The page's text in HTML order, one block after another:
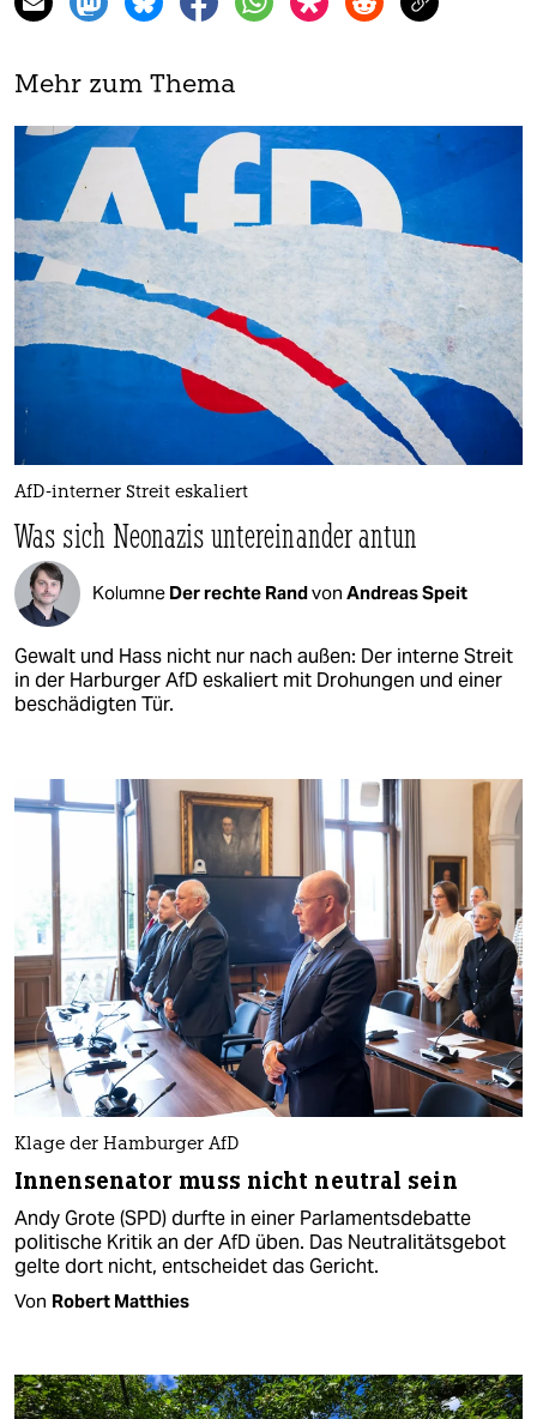
Mehr zum Thema
AfD-interner Streit eskaliert
Was sich Neonazis untereinander antun
Kolumne Der rechte Randvon Andreas Speit
Gewalt und Hass nicht nur nach außen: Der interne Streit
in der Harburger AfD eskaliert mit Drohungen und einer
beschädigten Tür.
Klage der Hamburger AfD
Innensenator muss nicht neutral sein
Andy Grote (SPD) durfte in einer Parlamentsdebatte
politische Kritik an der AfD üben. Das Neutralitätsgebot
gelte dort nicht, entscheidet das Gericht.
Von Robert Matthies